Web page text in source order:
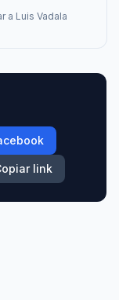
a Luis Vadala
link